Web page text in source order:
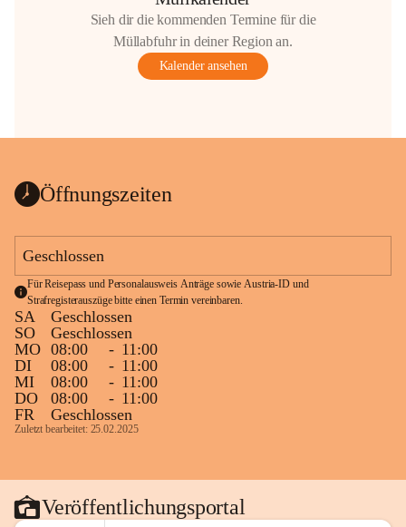
Sieh dir die kommenden Termine für die
Müllabfuhr in deiner Region an.
Kalender ansehen
Öffnungszeiten
Geschlossen
Für Reisepass und Personalausweis Anträge sowie Austria-ID und
Strafregisterauszüge bitte einen Termin vereinbaren.
SA
Geschlossen
SO
Geschlossen
MO 08:00 - 11:00
DI
08:00 - 11:00
MI
08:00 - 11:00
DO
08:00 - 11:00
FR
Geschlossen
Zuletzt bearbeitet: 25.02.2025
Veröffentlichungsportal